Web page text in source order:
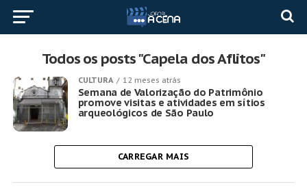
Todos os posts "Capela dos Aflitos"
CULTURA 12 meses atrás
Semana de Valorização do Patrimônio
promove visitas e atividades em sítios
arqueológicos de São Paulo
CARREGAR MAIS